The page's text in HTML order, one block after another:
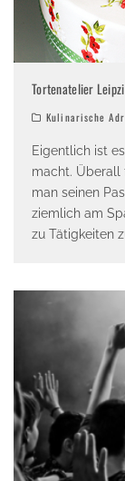
Tortenatelier
Kulinarische
Eigentlich ist
macht. Überall
man seinen
ziemlich am
zu Tätigkeiten